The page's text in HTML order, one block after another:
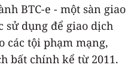
BTC-e - một sàn giao
sử dụng để giao dịch
các tội phạm mạng,
bất chính kể từ 2011.